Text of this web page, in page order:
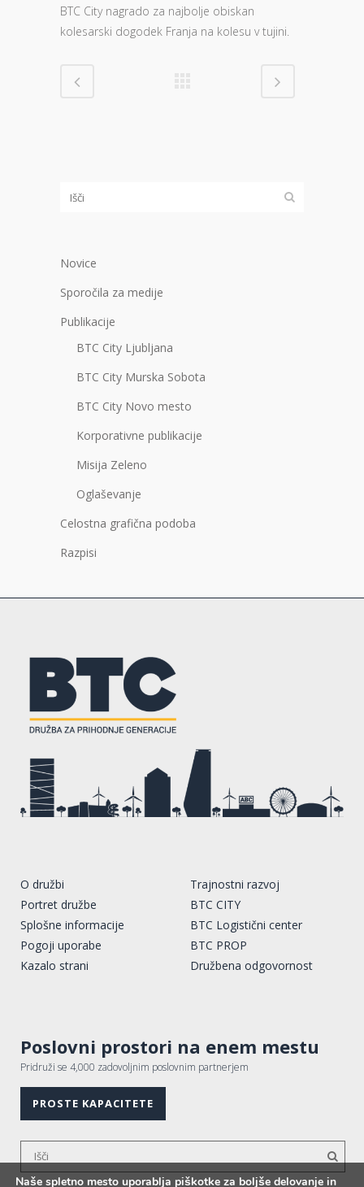
BTC City nagrado za najbolje obiskan
kolesarski dogodek Franja na kolesu v tujini.
Novice
Sporočila za medije
Publikacije
BTC City Ljubljana
BTC City Murska Sobota
BTC City Novo mesto
Korporativne publikacije
Misija Zeleno
Oglaševanje
Celostna grafična podoba
Razpisi
O družbi
Portret družbe
Splošne informacije
Pogoji uporabe
Kazalo strani
Trajnostni razvoj
BTC CITY
BTC Logistični center
BTC PROP
Družbena odgovornost
Poslovni prostori na enem mestu
Pridruži se 4,000 zadovoljnim poslovnim partnerjem
PROSTE KAPACITETE
Naše spletno mesto uporablja piškotke za boljše delovanje in